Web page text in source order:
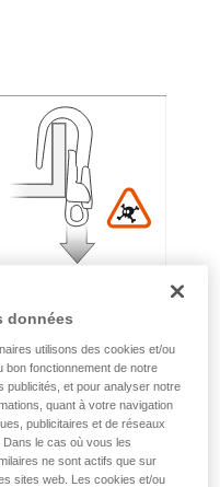
:
de l'angle entre les
données
utilisons des cookies et/ou
bon fonctionnement de notre
publicités, et pour analyser notre
quant à votre navigation
publicitaires et de réseaux
le cas où vous les
ne sont actifs que sur
sites web. Les cookies et/ou